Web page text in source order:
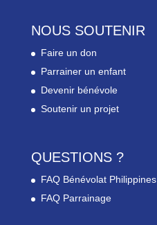
NOUS SOUTENIR
Faire un don
Parrainer un enfant
Devenir bénévole
Soutenir un projet
QUESTIONS ?
FAQ Bénévolat Philippines
FAQ Parrainage